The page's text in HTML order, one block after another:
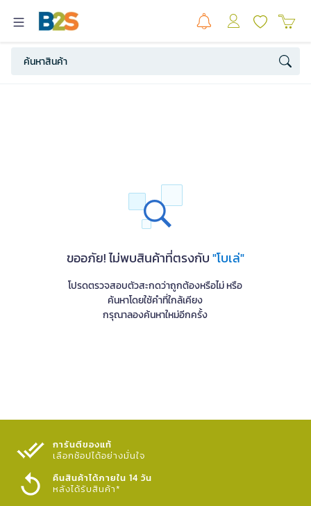
ขออภัย! ไม่พบสินค้าที่ตรงกับ"โบเล่"
โปรดตรวจสอบตัวสะกดว่าถูกต้องหรือไม่ หรือ
ค้นหาโดยใช้คำที่ใกล้เคียง
กรุณาลองค้นหาใหม่อีกครั้ง
การันตีของแท้
เลือกช้อปได้อย่างมั่นใจ​
คืนสินค้าได้ภายใน 14 วัน
หลังได้รับสินค้า*